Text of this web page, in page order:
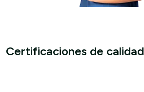
Certificaciones de calidad